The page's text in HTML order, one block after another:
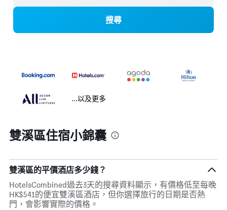
搜尋
...以及更多
雙溪區住宿小錦囊
雙溪區的平價酒店多少錢？
HotelsCombined過去3天的搜尋資料顯示，有價格低至每晚
HK$541的便宜雙溪區酒店，但你選擇旅行的日期是否熱
門，會影響實際的價格。